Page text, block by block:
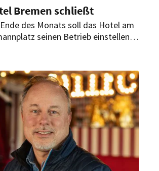
Bremen schließt
des Monats soll das Hotel am
seinen Betrieb einstellen.